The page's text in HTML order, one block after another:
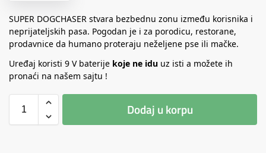
SUPER DOGCHASER stvara bezbednu zonu između korisnika i
neprijateljskih pasa. Pogodan je i za porodicu, restorane,
prodavnice da humano proteraju neželjene pse ili mačke.
Uređaj koristi 9 V baterije koje ne idu uz isti a možete ih
pronaći na našem sajtu !
Dodaj u korpu